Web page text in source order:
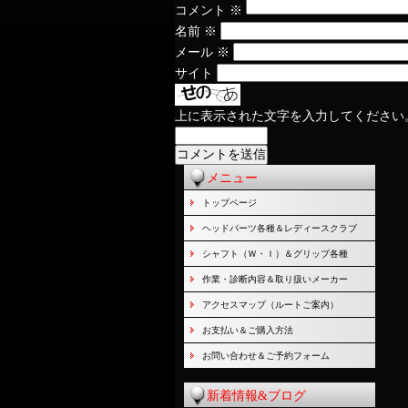
コメント ※
名前 ※
メール ※
サイト
上に表示された文字を入力してください
メニュー
トップページ
ヘッドパーツ各種＆レディースクラブ
シャフト（Ｗ・Ｉ）＆グリップ各種
作業・診断内容＆取り扱いメーカー
アクセスマップ（ルートご案内）
お支払い＆ご購入方法
お問い合わせ＆ご予約フォーム
新着情報&ブログ